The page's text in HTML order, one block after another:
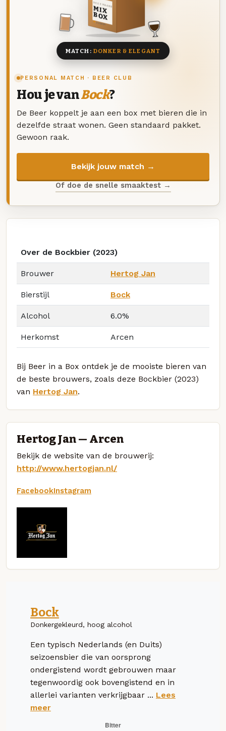
PERSONAL MATCH · BEER CLUB
Hou je vanBock?
De Beer koppelt je aan een box met bieren die in
dezelfde straat wonen. Geen standaard pakket.
Gewoon raak.
Bekijk jouw match →
Of doe de snelle smaaktest →
DEZE MAAND
MIX
BOX
8 BIEREN
MATCH: DONKER & ELEGANT
Over de Bockbier (2023)
Brouwer Hertog Jan
Bierstijl Bock
Alcohol 6.0%
Herkomst Arcen
Bij Beer in a Box ontdek je de mooiste bieren van
de beste brouwers, zoals deze Bockbier (2023)
van Hertog Jan.
Hertog Jan — Arcen
Bekijk de website van de brouwerij:
http://www.hertogjan.nl/
FacebookInstagram
Bock
Donkergekleurd, hoog alcohol
Een typisch Nederlands (en Duits)
seizoensbier die van oorsprong
ondergistend wordt gebrouwen maar
tegenwoordig ook bovengistend en in
allerlei varianten verkrijgbaar ... Lees
meer